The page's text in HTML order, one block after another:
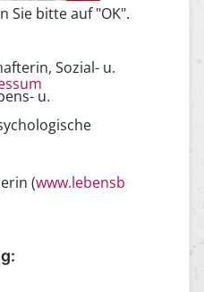
Sozial- u.
u.
(www.lebensb
Sie bitte auf "OK".